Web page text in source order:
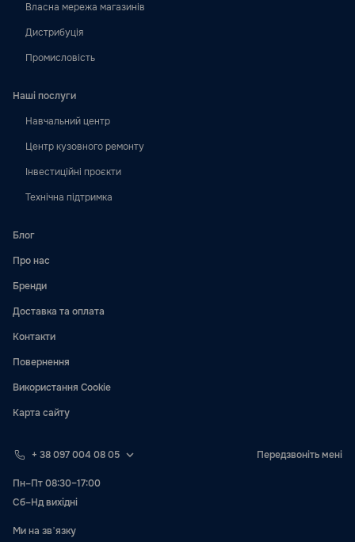
Власна мережа магазинів
Дистрибуція
Промисловість
Наші послуги
Навчальний центр
Центр кузовного ремонту
Інвестиційні проєкти
Технічна підтримка
Блог
Про нас
Бренди
Доставка та оплата
Контакти
Повернення
Використання Cookie
Карта сайту
+ 38 097 004 08 05 Передзвоніть мені
Пн–Пт 08:30–17:00
Сб–Нд вихідні
Ми на звʼязку